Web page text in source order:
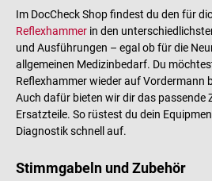
Im DocCheck Shop findest du den für
Reflexhammer in den
und Ausführungen – egal ob für die
allgemeinen Medizinbedarf. Du
Reflexhammer wieder auf Vordermann
Auch dafür bieten wir dir das passende
Ersatzteile. So rüstest du dein
Diagnostik schnell auf.
Stimmgabeln und Zubehör